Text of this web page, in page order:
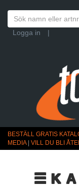
Logga in
|
BESTÄLL GRATIS
MEDIA| VILL DU BLI